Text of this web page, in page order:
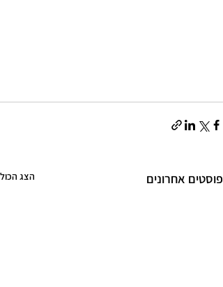
פוסטים אחרונים הצג הכול